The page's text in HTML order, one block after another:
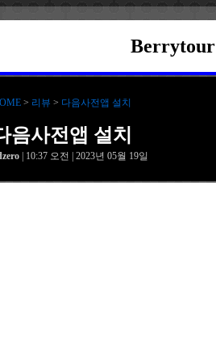
Berrytour
> 리뷰 > 다음사전앱 설치
음사전앱 설치
| 10:37 오전 | 2023년 05월 19일